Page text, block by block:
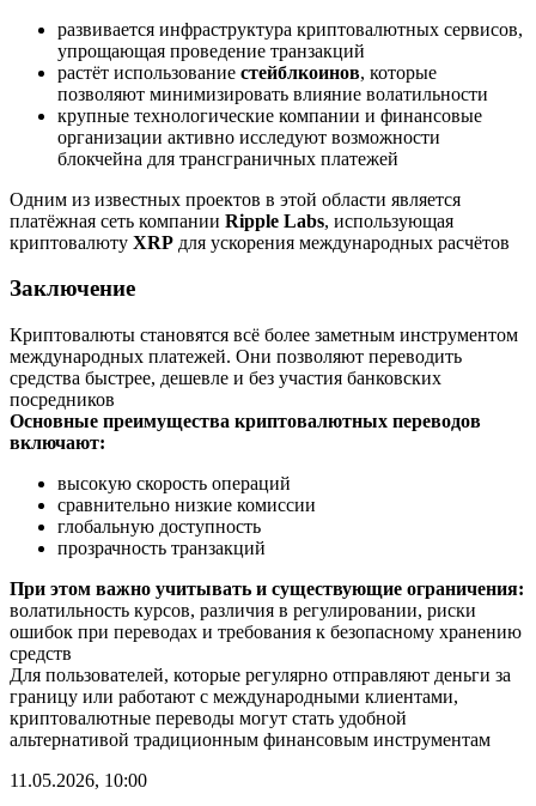
развивается инфраструктура криптовалютных сервисов,
упрощающая проведение транзакций
растёт использование стейблкоинов, которые
позволяют минимизировать влияние волатильности
крупные технологические компании и финансовые
организации активно исследуют возможности
блокчейна для трансграничных платежей
Одним из известных проектов в этой области является
платёжная сеть компании Ripple Labs, использующая
криптовалюту XRP для ускорения международных расчётов
Заключение
Криптовалюты становятся всё более заметным инструментом
международных платежей. Они позволяют переводить
средства быстрее, дешевле и без участия банковских
посредников
Основные преимущества криптовалютных переводов
включают:
высокую скорость операций
сравнительно низкие комиссии
глобальную доступность
прозрачность транзакций
При этом важно учитывать и существующие ограничения:
волатильность курсов, различия в регулировании, риски
ошибок при переводах и требования к безопасному хранению
средств
Для пользователей, которые регулярно отправляют деньги за
границу или работают с международными клиентами,
криптовалютные переводы могут стать удобной
альтернативой традиционным финансовым инструментам
11.05.2026, 10:00